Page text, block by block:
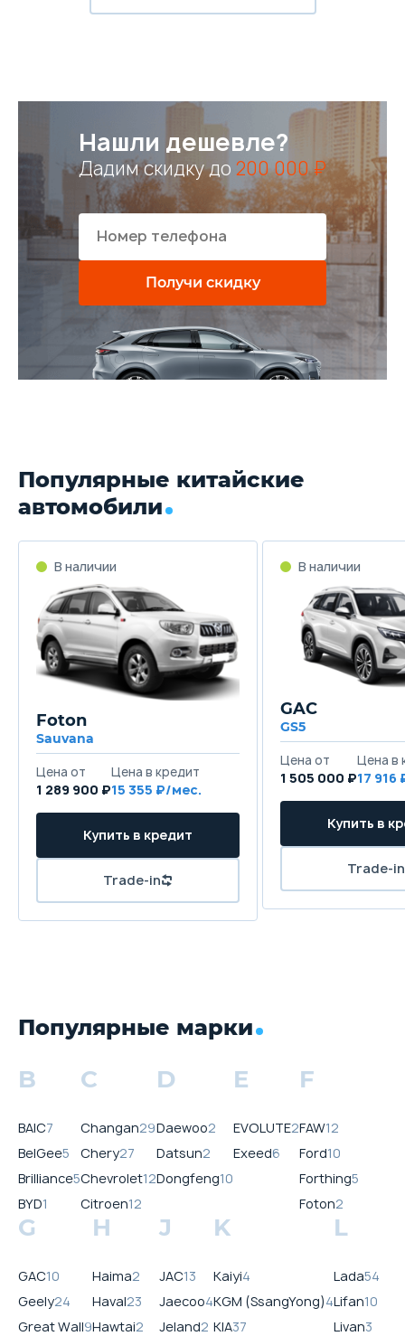
Нашли дешевле?
Дадим скидку до 200 000 ₽
Получи скидку
Популярные китайские
автомобили
Foton
Sauvana
1 289 900 ₽15 355
GAC
GS5
1 505 000 ₽17 916
Популярные марки
B
BAIC7
BelGee5
Brilliance5
BYD1
C
Changan29
Chery27
Chevrolet12
Citroen12
D
Daewoo2
Datsun2
Dongfeng10
E
EVOLUTE2
Exeed6
F
FAW12
Ford10
Forthing5
Foton2
G
GAC10
Geely24
Great Wall9
H
Haima2
Haval23
Hawtai2
J
JAC13
Jaecoo4
Jeland2
K
Kaiyi4
KGM (SsangYong)4
KIA37
L
Lada54
Lifan10
Livan3